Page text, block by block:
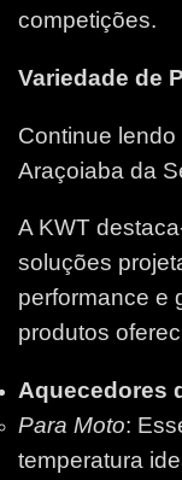
competições.
Variedade de
Continue
Araçoiaba da
A KWT
soluções
performance e
produtos
Aquecedores
Para Moto:
temperatura